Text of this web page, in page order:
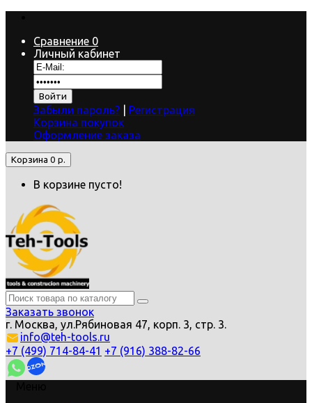
Сравнение 0
Личный кабинет
Забыли пароль?
Регистрация
Корзина покупок
Оформление заказа
Корзина 0 р.
В корзине пусто!
Заказать звонок
г. Москва, ул.Рябиновая 47, корп. 3, стр. 3.
info@teh-tools.ru
+7 (499) 714-84-41 +7 (916) 388-82-66